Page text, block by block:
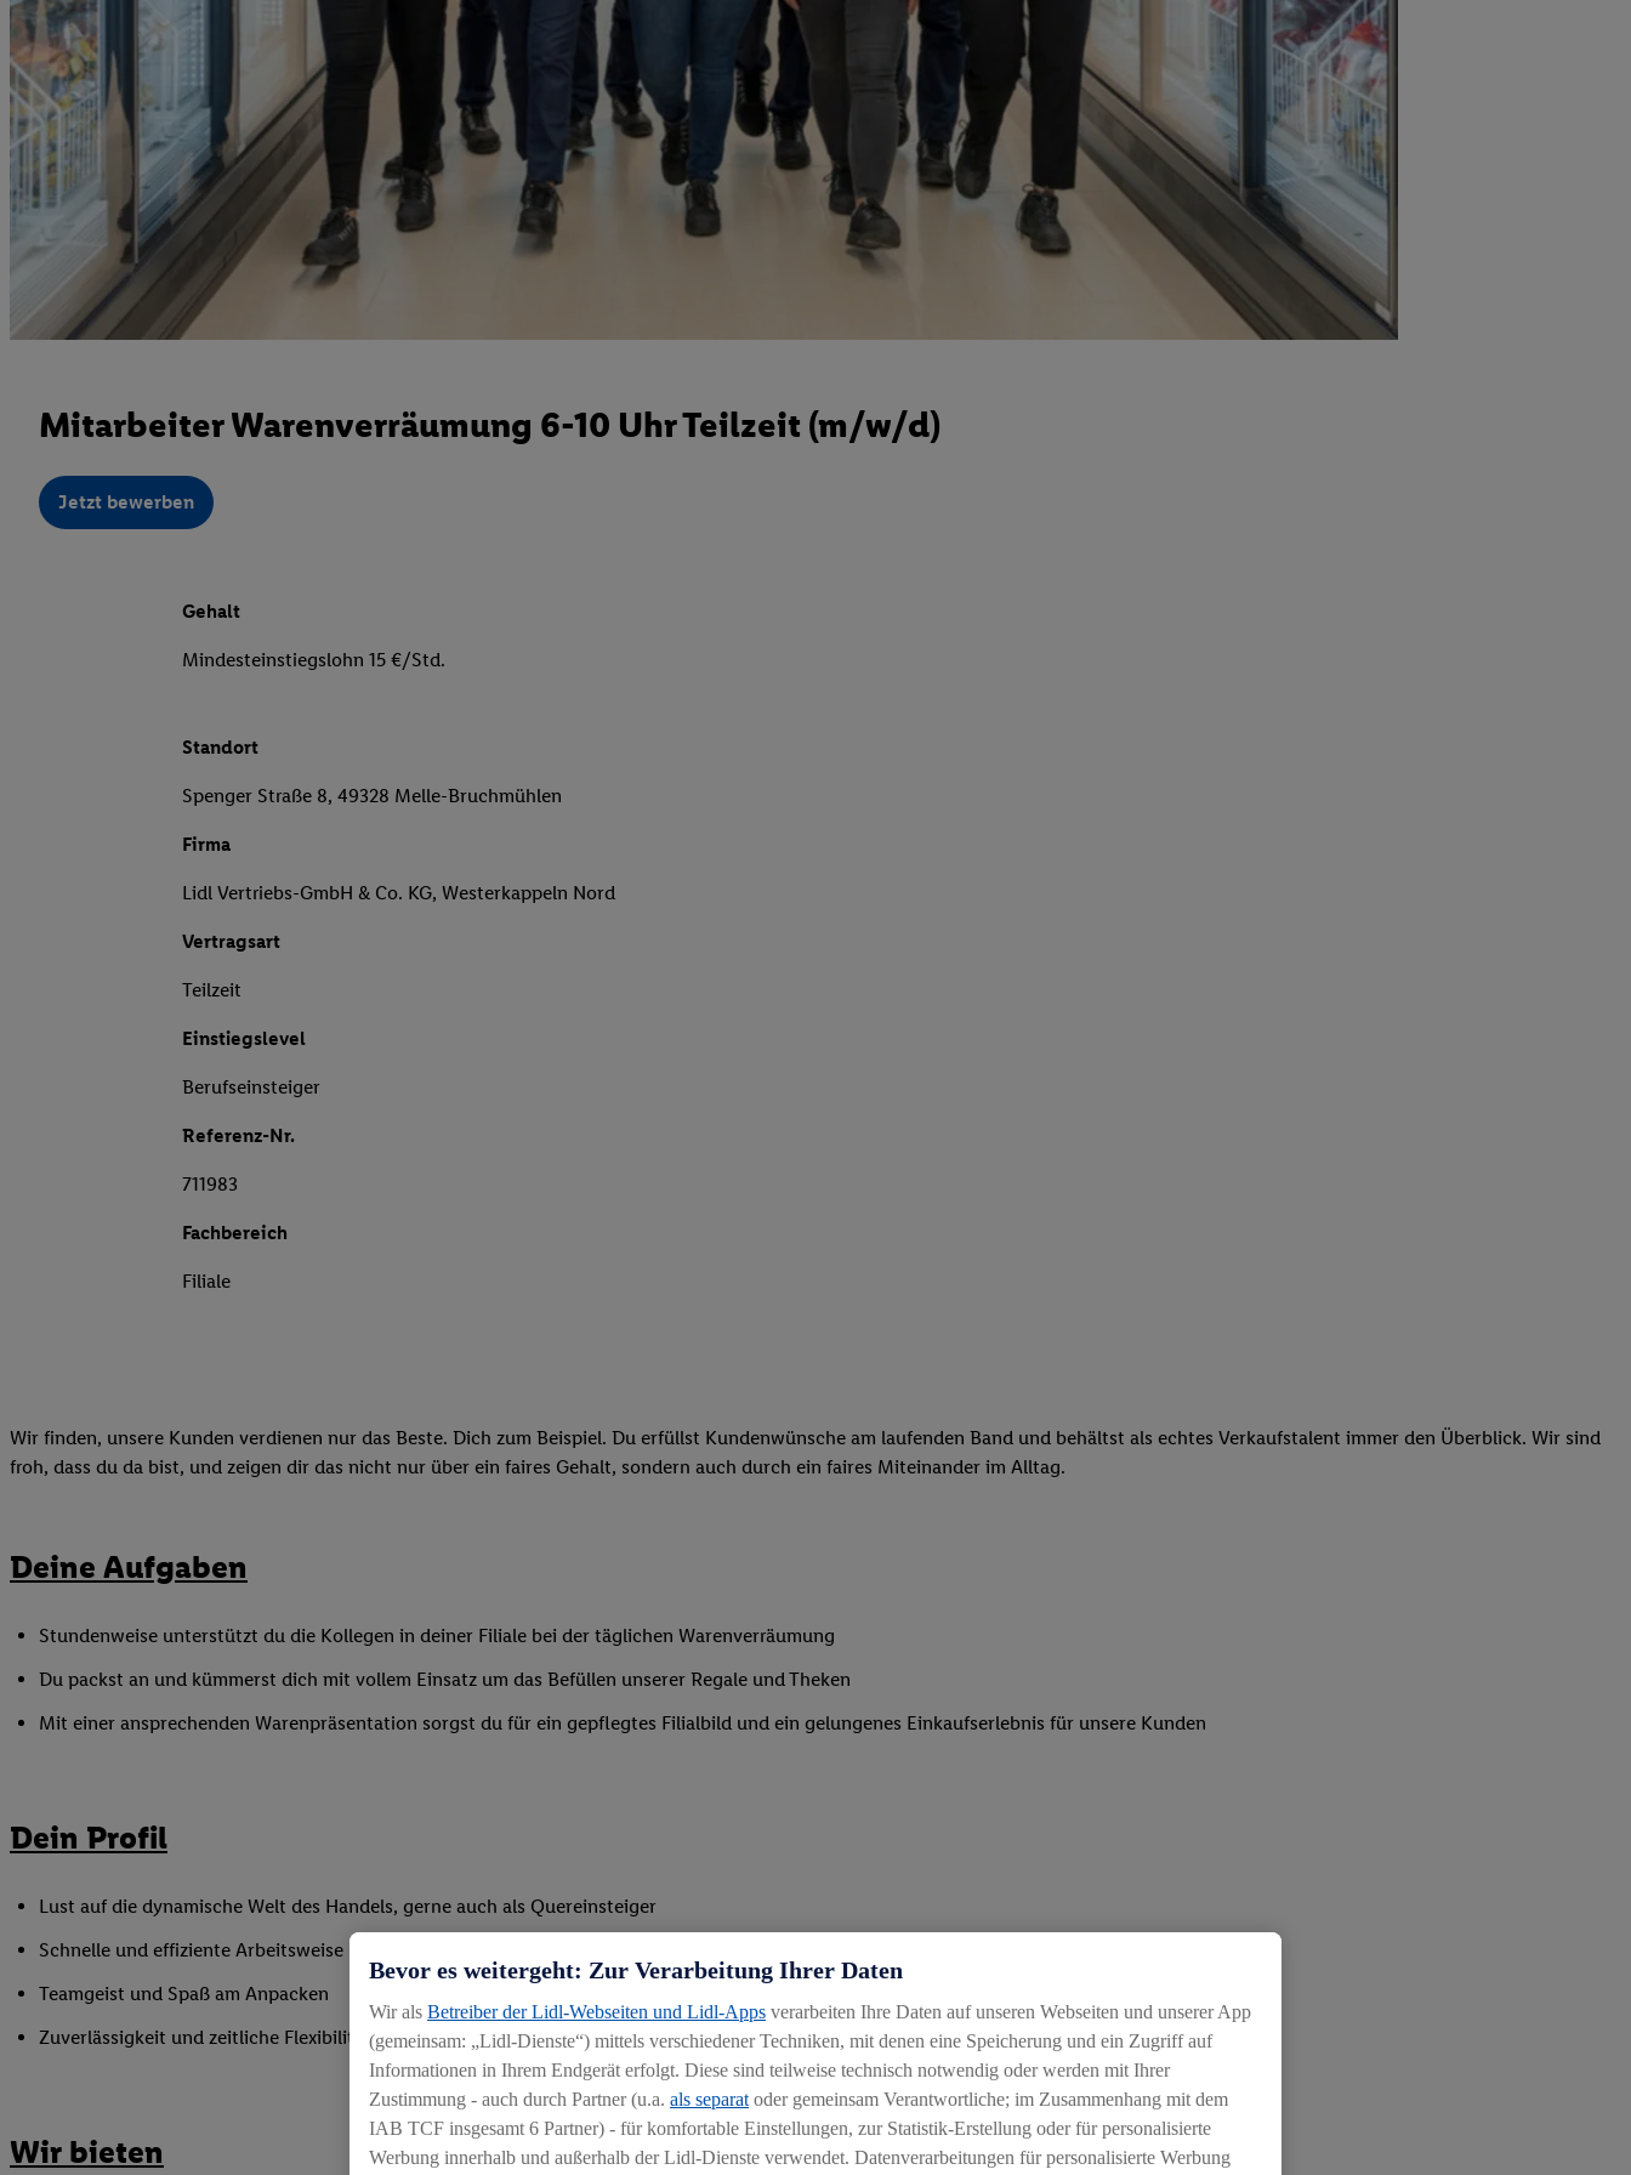
Mitarbeiter Warenverräumung 6-10 Uhr Teilzeit (m/w/d)
Jetzt bewerben
Gehalt
Mindesteinstiegslohn 15 €/Std.
Standort
Spenger Straße 8, 49328 Melle-Bruchmühlen
Firma
Lidl Vertriebs-GmbH & Co. KG, Westerkappeln Nord
Vertragsart
Teilzeit
Einstiegslevel
Berufseinsteiger
Referenz-Nr.
711983
Fachbereich
Filiale
Wir finden, unsere Kunden verdienen nur das Beste. Dich zum Beispiel. Du erfüllst Kundenwünsche am laufenden Band und behältst als echtes Verkaufstalent immer den Überblick. Wir sind
froh, dass du da bist, und zeigen dir das nicht nur über ein faires Gehalt, sondern auch durch ein faires Miteinander im Alltag.
Deine Aufgaben
Stundenweise unterstützt du die Kollegen in deiner Filiale bei der täglichen Warenverräumung
Du packst an und kümmerst dich mit vollem Einsatz um das Befüllen unserer Regale und Theken
Mit einer ansprechenden Warenpräsentation sorgst du für ein gepflegtes Filialbild und ein gelungenes Einkaufserlebnis für unsere Kunden
Dein Profil
Lust auf die dynamische Welt des Handels, gerne auch als Quereinsteiger
Schnelle und effiziente Arbeitsweise
Teamgeist und Spaß am Anpacken
Zuverlässigkeit und zeitliche Flexibilität zur punktuellen Unterstützung
Wir bieten
Bevor es weitergeht: Zur Verarbeitung Ihrer Daten
Wir als Betreiber der Lidl-Webseiten und Lidl-Apps verarbeiten Ihre Daten auf unseren Webseiten und unserer App
(gemeinsam: „Lidl-Dienste“) mittels verschiedener Techniken, mit denen eine Speicherung und ein Zugriff auf
Informationen in Ihrem Endgerät erfolgt. Diese sind teilweise technisch notwendig oder werden mit Ihrer
Zustimmung - auch durch Partner (u.a. als separat oder gemeinsam Verantwortliche; im Zusammenhang mit dem
IAB TCF insgesamt 6 Partner) - für komfortable Einstellungen, zur Statistik-Erstellung oder für personalisierte
Werbung innerhalb und außerhalb der Lidl-Dienste verwendet. Datenverarbeitungen für personalisierte Werbung